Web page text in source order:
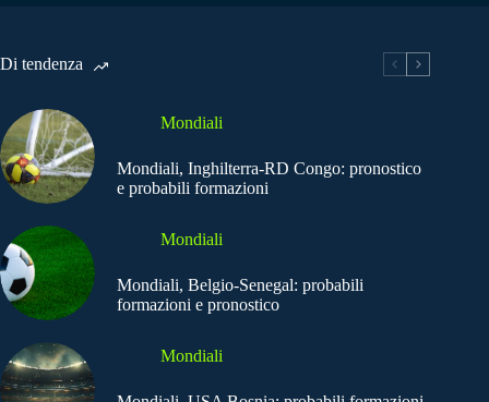
Di tendenza
Mondiali
Mondiali, Inghilterra-RD Congo: pronostico
e probabili formazioni
Mondiali
Mondiali, Belgio-Senegal: probabili
formazioni e pronostico
Mondiali